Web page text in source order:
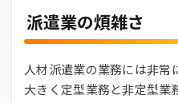
派遣業の煩雑さ
人材派遣業の業務には非常
大きく定型業務と非定型業